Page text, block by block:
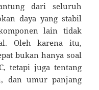
dari seluruh
daya yang stabil
lain tidak
Oleh karena itu,
bukan hanya soal
tetapi juga tentang
dan umur panjang